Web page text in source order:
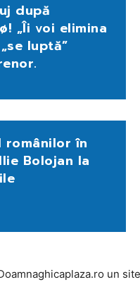
după
„Îi voi elimina
luptă”
românilor în
Bolojan la
un site